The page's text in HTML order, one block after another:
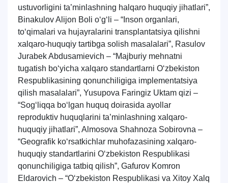
ustuvorligini ta’minlashning halqaro huquqiy jihatlari”,
Binakulov Alijon Boli o‘g‘li – “Inson organlari,
to‘qimalari va hujayralarini transplantatsiya qilishni
xalqaro-huquqiy tartibga solish masalalari”, Rasulov
Jurabek Abdusamievich – “Majburiy mehnatni
tugatish bo‘yicha xalqaro standartlarni O‘zbekiston
Respublikasining qonunchiligiga implementatsiya
qilish masalalari”, Yusupova Faringiz Uktam qizi –
“Sog‘liqqa bo‘lgan huquq doirasida ayollar
reproduktiv huquqlarini ta’minlashning xalqaro-
huquqiy jihatlari”, Almosova Shahnoza Sobirovna –
“Geografik ko‘rsatkichlar muhofazasining xalqaro-
huquqiy standartlarini O‘zbekiston Respublikasi
qonunchiligiga tatbiq qilish”, Gafurov Komron
Eldarovich – “O‘zbekiston Respublikasi va Xitoy Xalq